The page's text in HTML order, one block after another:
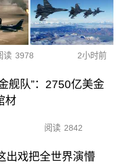
读 3978 2小时前
舰队”：2750亿美金
材
阅读 2842
出戏把全世界演懵